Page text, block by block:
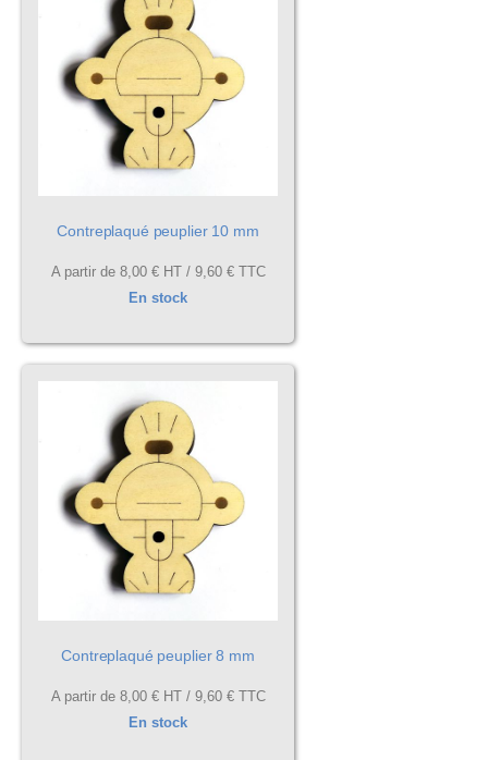
Contreplaqué peuplier 10 mm
A partir de 8,00 €HT / 9,60 €TTC
En stock
Contreplaqué peuplier 8 mm
A partir de 8,00 €HT / 9,60 €TTC
En stock